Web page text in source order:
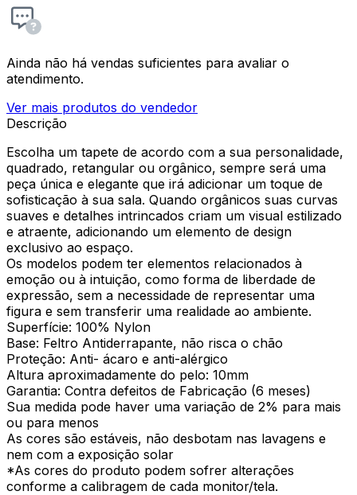
Ainda não há vendas suficientes para avaliar o
atendimento.
Ver mais produtos do vendedor
Descrição
Escolha um tapete de acordo com a sua personalidade,
quadrado, retangular ou orgânico, sempre será uma
peça única e elegante que irá adicionar um toque de
sofisticação à sua sala. Quando orgânicos suas curvas
suaves e detalhes intrincados criam um visual estilizado
e atraente, adicionando um elemento de design
exclusivo ao espaço.
Os modelos podem ter elementos relacionados à
emoção ou à intuição, como forma de liberdade de
expressão, sem a necessidade de representar uma
figura e sem transferir uma realidade ao ambiente.
Superfície: 100% Nylon
Base: Feltro Antiderrapante, não risca o chão
Proteção: Anti- ácaro e anti-alérgico
Altura aproximadamente do pelo: 10mm
Garantia: Contra defeitos de Fabricação (6 meses)
Sua medida pode haver uma variação de 2% para mais
ou para menos
As cores são estáveis, não desbotam nas lavagens e
nem com a exposição solar
*As cores do produto podem sofrer alterações
conforme a calibragem de cada monitor/tela.